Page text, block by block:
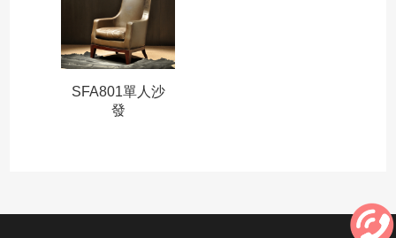
SFA801單人沙
發